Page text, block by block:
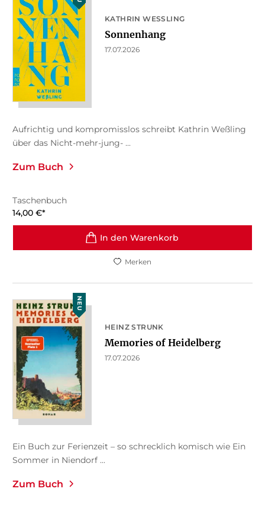
KATHRIN WESSLING
Sonnenhang
17.07.2026
Aufrichtig und kompromisslos schreibt Kathrin Weßling
über das Nicht-mehr-jung- ...
Zum Buch
Taschenbuch
14,00 €*
In den Warenkorb
Merken
NEU
HEINZ STRUNK
Memories of Heidelberg
17.07.2026
Ein Buch zur Ferienzeit – so schrecklich komisch wie Ein
Sommer in Niendorf ...
Zum Buch